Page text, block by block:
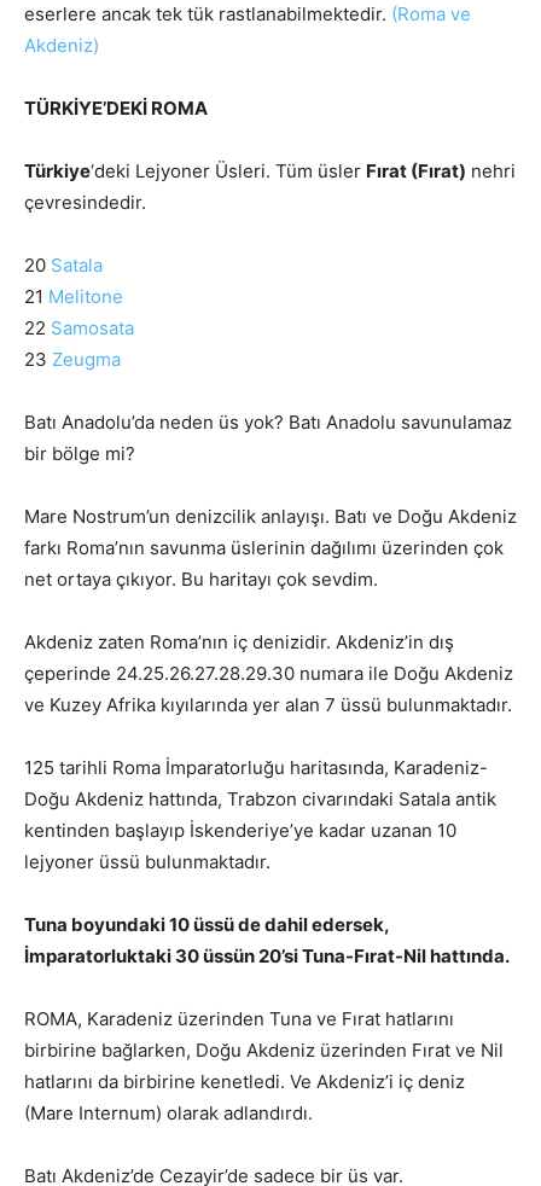
eserlere ancak tek tük rastlanabilmektedir. (Roma ve
Akdeniz)
TÜRKİYE’DEKİ ROMA
Türkiye‘deki Lejyoner Üsleri. Tüm üsler Fırat (Fırat) nehri
çevresindedir.
20 Satala
21 Melitone
22 Samosata
23 Zeugma
Batı Anadolu’da neden üs yok? Batı Anadolu savunulamaz
bir bölge mi?
Mare Nostrum’un denizcilik anlayışı. Batı ve Doğu Akdeniz
farkı Roma’nın savunma üslerinin dağılımı üzerinden çok
net ortaya çıkıyor. Bu haritayı çok sevdim.
Akdeniz zaten Roma’nın iç denizidir. Akdeniz’in dış
çeperinde 24.25.26.27.28.29.30 numara ile Doğu Akdeniz
ve Kuzey Afrika kıyılarında yer alan 7 üssü bulunmaktadır.
125 tarihli Roma İmparatorluğu haritasında, Karadeniz-
Doğu Akdeniz hattında, Trabzon civarındaki Satala antik
kentinden başlayıp İskenderiye’ye kadar uzanan 10
lejyoner üssü bulunmaktadır.
Tuna boyundaki 10 üssü de dahil edersek,
İmparatorluktaki 30 üssün 20’si Tuna-Fırat-Nil hattında.
ROMA, Karadeniz üzerinden Tuna ve Fırat hatlarını
birbirine bağlarken, Doğu Akdeniz üzerinden Fırat ve Nil
hatlarını da birbirine kenetledi. Ve Akdeniz’i iç deniz
(Mare Internum) olarak adlandırdı.
Batı Akdeniz’de Cezayir’de sadece bir üs var.